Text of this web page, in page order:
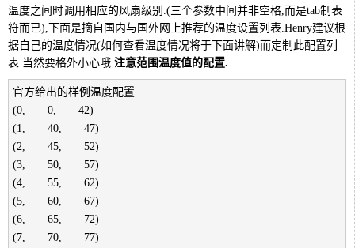
温度之间时调用相应的风扇级别.(三个参数中间并非空格,而是tab制表
符而已),下面是摘自国内与国外网上推荐的温度设置列表.Henry建议根
据自己的温度情况(如何查看温度情况将于下面讲解)而定制此配置列
表.当然要格外小心哦. 注意范围温度值的配置.
官方给出的样例温度配置
(0,　　0,　　42)
(1,　　40,　　47)
(2,　　45,　　52)
(3,　　50,　　57)
(4,　　55,　　62)
(5,　　60,　　67)
(6,　　65,　　72)
(7,　　70,　　77)